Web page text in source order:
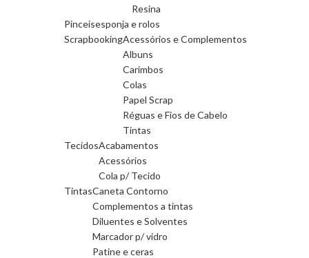
Resina
Pinceisesponja e rolos
ScrapbookingAcessórios e Complementos
Albuns
Carimbos
Colas
Papel Scrap
Réguas e Fios de Cabelo
Tintas
TecidosAcabamentos
Acessórios
Cola p/ Tecido
TintasCaneta Contorno
Complementos a tintas
Diluentes e Solventes
Marcador p/ vidro
Patine e ceras